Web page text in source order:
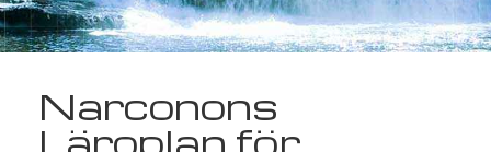
Narconons
Läroplan för